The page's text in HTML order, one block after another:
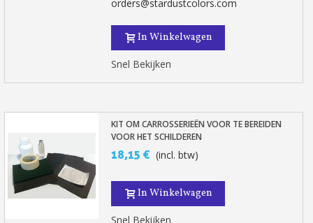
orders@stardustcolors.com
In Winkelwagen
Snel Bekijken
KIT OM CARROSSERIEËN VOOR TE BEREIDEN
VOOR HET SCHILDEREN
18,15 € (incl. btw)
In Winkelwagen
Snel Bekijken